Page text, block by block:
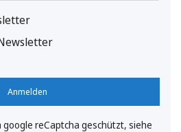
Anmelden
google reCaptcha geschützt, siehe